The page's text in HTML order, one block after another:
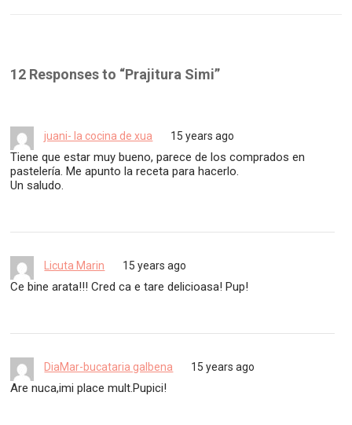
12 Responses to “Prajitura Simi”
juani- la cocina de xua 15 years ago
Tiene que estar muy bueno, parece de los comprados en
pastelería. Me apunto la receta para hacerlo.
Un saludo.
Licuta Marin 15 years ago
Ce bine arata!!! Cred ca e tare delicioasa! Pup!
DiaMar-bucataria galbena 15 years ago
Are nuca,imi place mult.Pupici!